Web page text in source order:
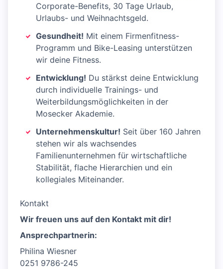
Corporate-Benefits, 30 Tage Urlaub,
Urlaubs- und Weihnachtsgeld.
Gesundheit! Mit einem Firmenfitness-
Programm und Bike-Leasing unterstützen
wir deine Fitness.
Entwicklung! Du stärkst deine Entwicklung
durch individuelle Trainings- und
Weiterbildungsmöglichkeiten in der
Mosecker Akademie.
Unternehmenskultur! Seit über 160 Jahren
stehen wir als wachsendes
Familienunternehmen für wirtschaftliche
Stabilität, flache Hierarchien und ein
kollegiales Miteinander.
Kontakt
Wir freuen uns auf den Kontakt mit dir!
Ansprechpartnerin:
Philina Wiesner
0251 9786-245